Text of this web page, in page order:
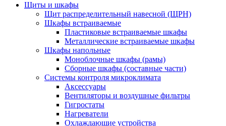
Щиты и шкафы
Щит распределительный навесной (ЩРН)
Шкафы встраиваемые
Пластиковые встраиваемые шкафы
Металлические встраиваемые шкафы
Шкафы напольные
Моноблочные шкафы (рамы)
Сборные шкафы (составные части)
Системы контроля микроклимата
Аксессуары
Вентиляторы и воздушные фильтры
Гигростаты
Нагреватели
Охлаждающие устройства